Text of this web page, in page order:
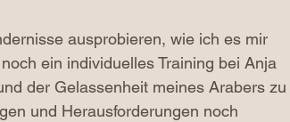
ausprobieren, wie ich es mir
ein individuelles Training bei Anja
der Gelassenheit meines Arabers zu
und Herausforderungen noch